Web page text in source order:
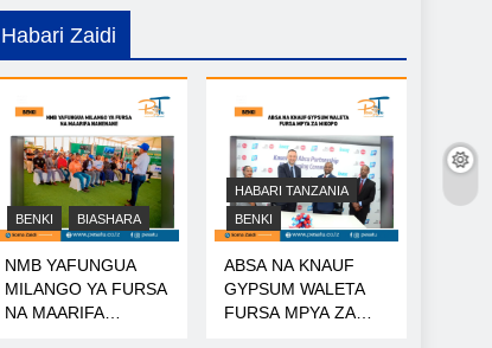
Habari Zaidi
BENKI BIASHARA
NMB YAFUNGUA
MILANGO YA FURSA
NA MAARIFA
HABARI TANZANIA
BENKI
ABSA NA KNAUF
GYPSUM WALETA
FURSA MPYA ZA